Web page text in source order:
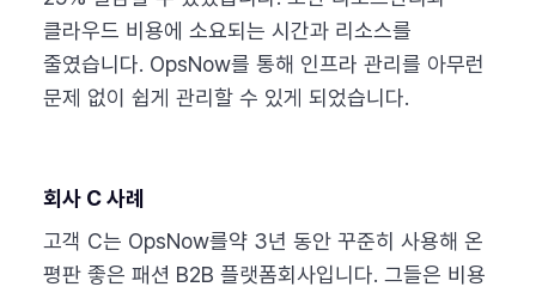
클라우드 비용에 소요되는 시간과 리소스를
줄였습니다. OpsNow를 통해 인프라 관리를 아무런
문제 없이 쉽게 관리할 수 있게 되었습니다.
회사 C 사례
고객 C는 OpsNow를약 3년 동안 꾸준히 사용해 온
평판 좋은 패션 B2B 플랫폼회사입니다. 그들은 비용